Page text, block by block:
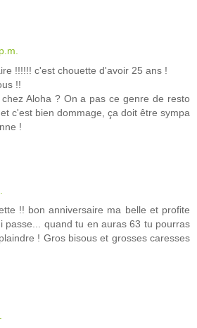
!!!!!! c'est chouette d'avoir 25 ans !
!!
Aloha ? On a pas ce genre de resto
c'est bien dommage, ça doit être sympa
!
!! bon anniversaire ma belle et profite
passe... quand tu en auras 63 tu pourras
! Gros bisous et grosses caresses